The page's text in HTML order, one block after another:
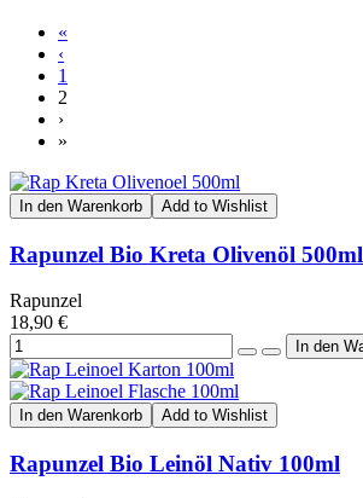
«
‹
1
2
›
»
In den Warenkorb Add to Wishlist
Rapunzel Bio Kreta Olivenöl 500ml
Rapunzel
18,90 €
In den Warenkorb Add to Wishlist
Rapunzel Bio Leinöl Nativ 100ml